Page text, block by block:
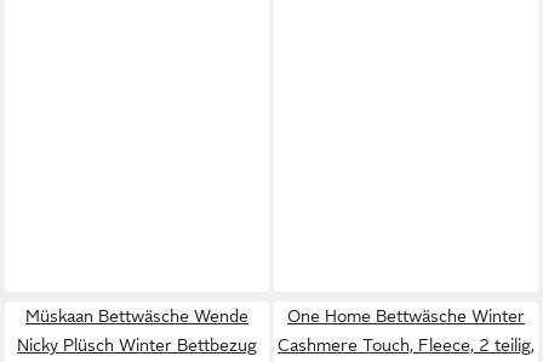
Müskaan Bettwäsche Wende
Nicky Plüsch Winter Bettbezug
One Home Bettwäsche Winter
Cashmere Touch, Fleece, 2 teilig,